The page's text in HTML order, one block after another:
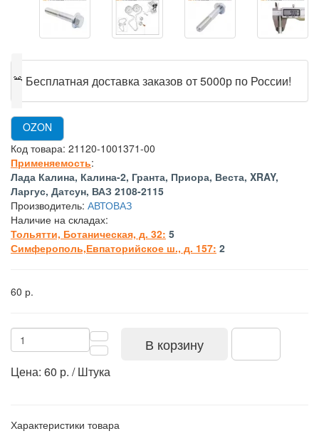
🎁 Бесплатная доставка заказов от 5000р по России!
OZON
Код товара: 21120-1001371-00
Применяемость:
Лада Калина, Калина-2, Гранта, Приора, Веста, XRAY,
Ларгус, Датсун, ВАЗ 2108-2115
Производитель: АВТОВАЗ
Наличие на складах:
Тольятти, Ботаническая, д. 32: 5
Симферополь,Евпаторийское ш., д. 157: 2
60 р.
В корзину
Цена: 60 р. / Штука
Характеристики товара